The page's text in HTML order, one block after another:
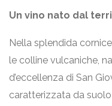
Un vino nato dal
Nella splendida
le colline vulcaniche,
d’eccellenza di San
caratterizzata da